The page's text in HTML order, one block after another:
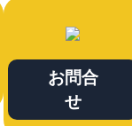
お問合
せ